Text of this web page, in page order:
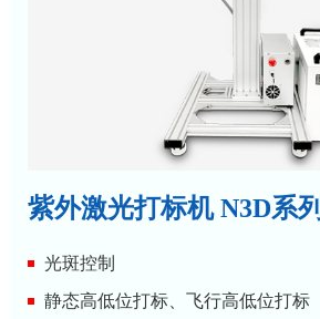
紫外激光打标机 N3D系列
光斑控制
静态高低位打标、飞行高低位打标